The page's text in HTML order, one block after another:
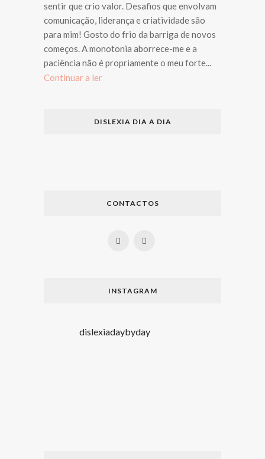
sentir que crio valor. Desafios que envolvam
comunicação, liderança e criatividade são
para mim! Gosto do frio da barriga de novos
começos. A monotonia aborrece-me e a
paciência não é propriamente o meu forte...
Continuar a ler
DISLEXIA DIA A DIA
CONTACTOS
INSTAGRAM
dislexiadaybyday